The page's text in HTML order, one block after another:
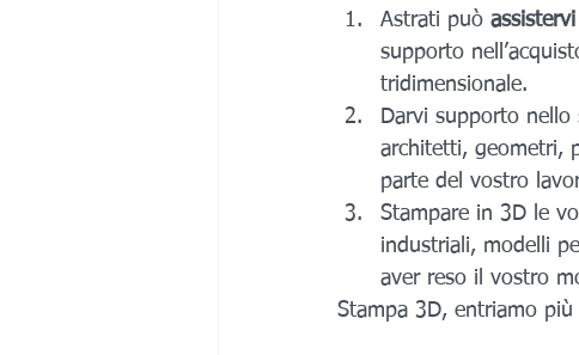
Astrati può
supporto
tridimensionale.
Darvi supporto
architetti, geometri,
parte del vostro
Stampare in 3D le
industriali, modelli
aver reso il vostro
Stampa 3D, entriamo